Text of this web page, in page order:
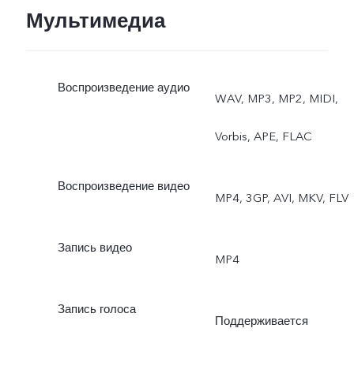
Мультимедиа
Воспроизведение аудио
WAV, MP3, MP2, MIDI,
Vorbis, APE, FLAC
Воспроизведение видео
MP4, 3GP, AVI, MKV, FLV
Запись видео
MP4
Запись голоса
Поддерживается